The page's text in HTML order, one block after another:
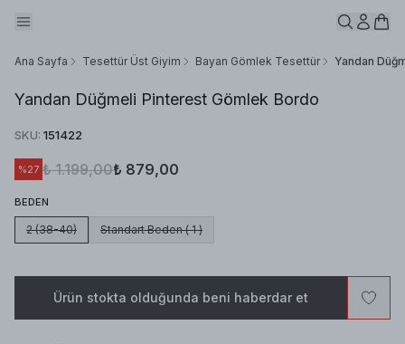
Ana Sayfa Tesettür Üst Giyim Bayan Gömlek Tesettür Yandan
Yandan Düğmeli Pinterest Gömlek Bordo
SKU: 151422
%27 ₺ 1.199,00₺ 879,00
BEDEN
2 (38-40) Standart Beden ( 1 )
Ürün stokta olduğunda beni haberdar et